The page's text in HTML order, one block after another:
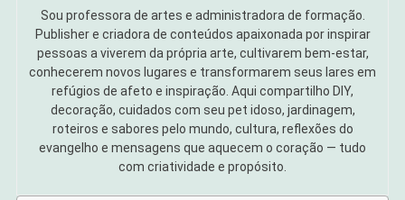
Sou professora de artes e administradora de formação.
Publisher e criadora de conteúdos apaixonada por inspirar
pessoas a viverem da própria arte, cultivarem bem-estar,
conhecerem novos lugares e transformarem seus lares em
refúgios de afeto e inspiração. Aqui compartilho DIY,
decoração, cuidados com seu pet idoso, jardinagem,
roteiros e sabores pelo mundo, cultura, reflexões do
evangelho e mensagens que aquecem o coração — tudo
com criatividade e propósito.